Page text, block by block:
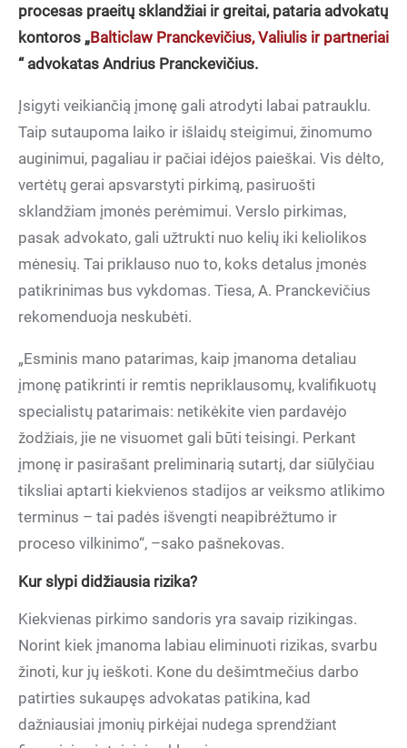
procesas praeitų sklandžiai ir greitai, pataria advokatų
kontoros „Balticlaw Pranckevičius, Valiulis ir partneriai
“ advokatas Andrius Pranckevičius.
Įsigyti veikiančią įmonę gali atrodyti labai patrauklu.
Taip sutaupoma laiko ir išlaidų steigimui, žinomumo
auginimui, pagaliau ir pačiai idėjos paieškai. Vis dėlto,
vertėtų gerai apsvarstyti pirkimą, pasiruošti
sklandžiam įmonės perėmimui. Verslo pirkimas,
pasak advokato, gali užtrukti nuo kelių iki keliolikos
mėnesių. Tai priklauso nuo to, koks detalus įmonės
patikrinimas bus vykdomas. Tiesa, A. Pranckevičius
rekomenduoja neskubėti.
„Esminis mano patarimas, kaip įmanoma detaliau
įmonę patikrinti ir remtis nepriklausomų, kvalifikuotų
specialistų patarimais: netikėkite vien pardavėjo
žodžiais, jie ne visuomet gali būti teisingi. Perkant
įmonę ir pasirašant preliminarią sutartį, dar siūlyčiau
tiksliai aptarti kiekvienos stadijos ar veiksmo atlikimo
terminus – tai padės išvengti neapibrėžtumo ir
proceso vilkinimo“, –sako pašnekovas.
Kur slypi didžiausia rizika?
Kiekvienas pirkimo sandoris yra savaip rizikingas.
Norint kiek įmanoma labiau eliminuoti rizikas, svarbu
žinoti, kur jų ieškoti. Kone du dešimtmečius darbo
patirties sukaupęs advokatas patikina, kad
dažniausiai įmonių pirkėjai nudega sprendžiant